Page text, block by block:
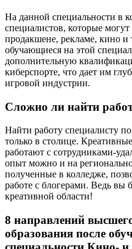
На данной специальности в
специалистов, которые могут
продакшене, рекламе, кино и
обучающиеся на этой
дополнительную
киберспорте, что дает им
игровой индустрии.
Сложно ли найти
Найти работу специалисту
только в столице.
работают с сотрудниками-
опыт можно и на
полученные в колледже,
работе с блогерами. Ведь вы
креативной области!
8 направлений
образования после